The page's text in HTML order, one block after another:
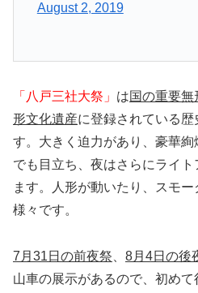
August 2, 2019
「八戸三社大祭」 は国の重要
形文化遺産に登録されている
す。大きく迫力があり、豪華
でも目立ち、夜はさらにライ
ます。人形が動いたり、スモ
様々です。
7月31日の前夜祭 8月4日の後
山車の展示があるので、初め